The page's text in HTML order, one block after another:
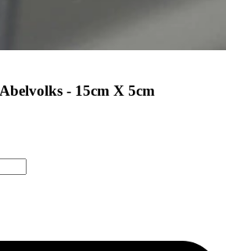
- 15cm X 5cm